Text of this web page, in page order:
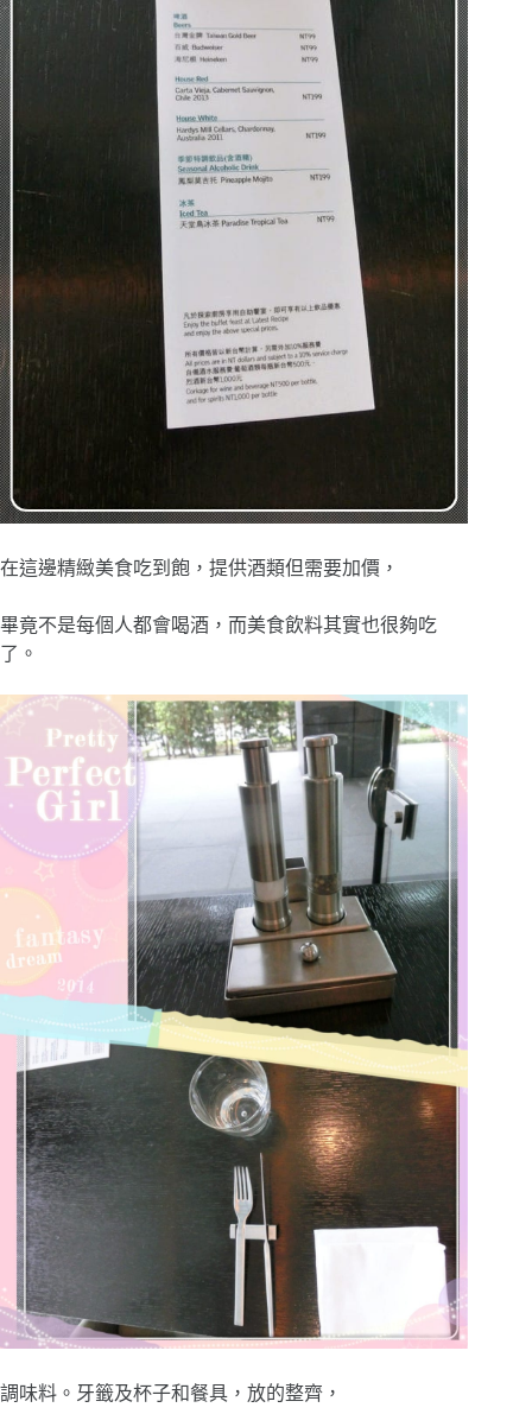
在這邊精緻美食吃到飽，提供酒類但需要加價，
畢竟不是每個人都會喝酒，而美食飲料其實也很夠吃
了。
調味料。牙籤及杯子和餐具，放的整齊，